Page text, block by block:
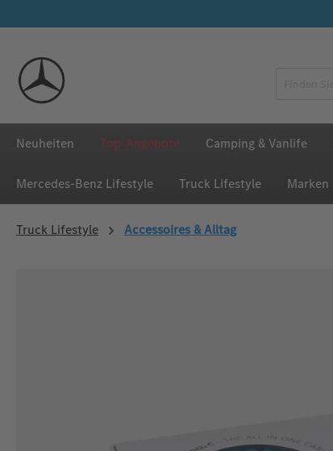
Neuheiten Top-Angebote Camping & Vanlife
Mercedes‑Benz Lifestyle Truck Lifestyle Marken
Truck Lifestyle Accessoires & Alltag